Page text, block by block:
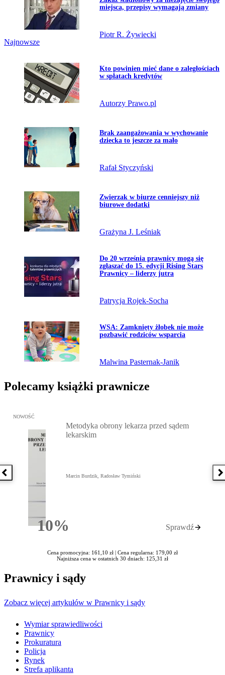
Najnowsze
miejsca, przepisy wymagają zmiany
Piotr R. Żywiecki
Przejdź do artykułu:
Kto powinien mieć dane o zaległościach
w spłatach kredytów
Autorzy Prawo.pl
Przejdź do artykułu:
Brak zaangażowania w wychowanie
dziecka to jeszcze za mało
Rafał Styczyński
Przejdź do artykułu:
Zwierzak w biurze cenniejszy niż
biurowe dodatki
Grażyna J. Leśniak
Przejdź do artykułu:
Do 20 września prawnicy mogą się
zgłaszać do 15. edycji Rising Stars
Prawnicy – liderzy jutra
Patrycja Rojek-Socha
Przejdź do artykułu:
WSA: Zamknięty żłobek nie może
pozbawić rodziców wsparcia
Malwina Pasternak-Janik
Polecamy książki prawnicze
Poprzednia książka
Przejdź do: Metodyka obrony lekarza przed sądem lekarskim,
NOWOŚĆ
10%Rabatu
Metodyka obrony lekarza przed sądem
lekarskim
Marcin Burdzik, Radosław Tymiński
Sprawdź
Cena promocyjna: 161,10 zł | Cena regularna: 179,00 zł
Najniższa cena w ostatnich 30 dniach: 125,31 zł
Prawnicy i sądy
Zobacz więcej artykułów w Prawnicy i sądy
Wymiar sprawiedliwości
Prawnicy
Prokuratura
Policja
Rynek
Strefa aplikanta